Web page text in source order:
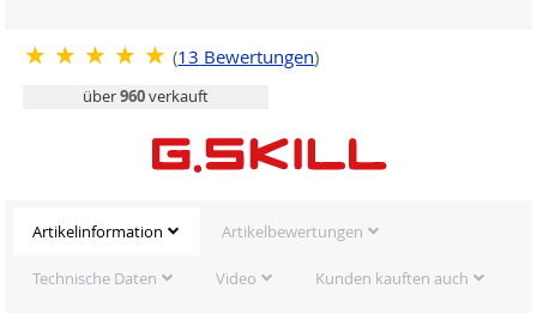
(13 Bewertungen)
über960verkauft
Artikelinformation Artikelbewertungen
Technische Daten Video Kunden kauften auch